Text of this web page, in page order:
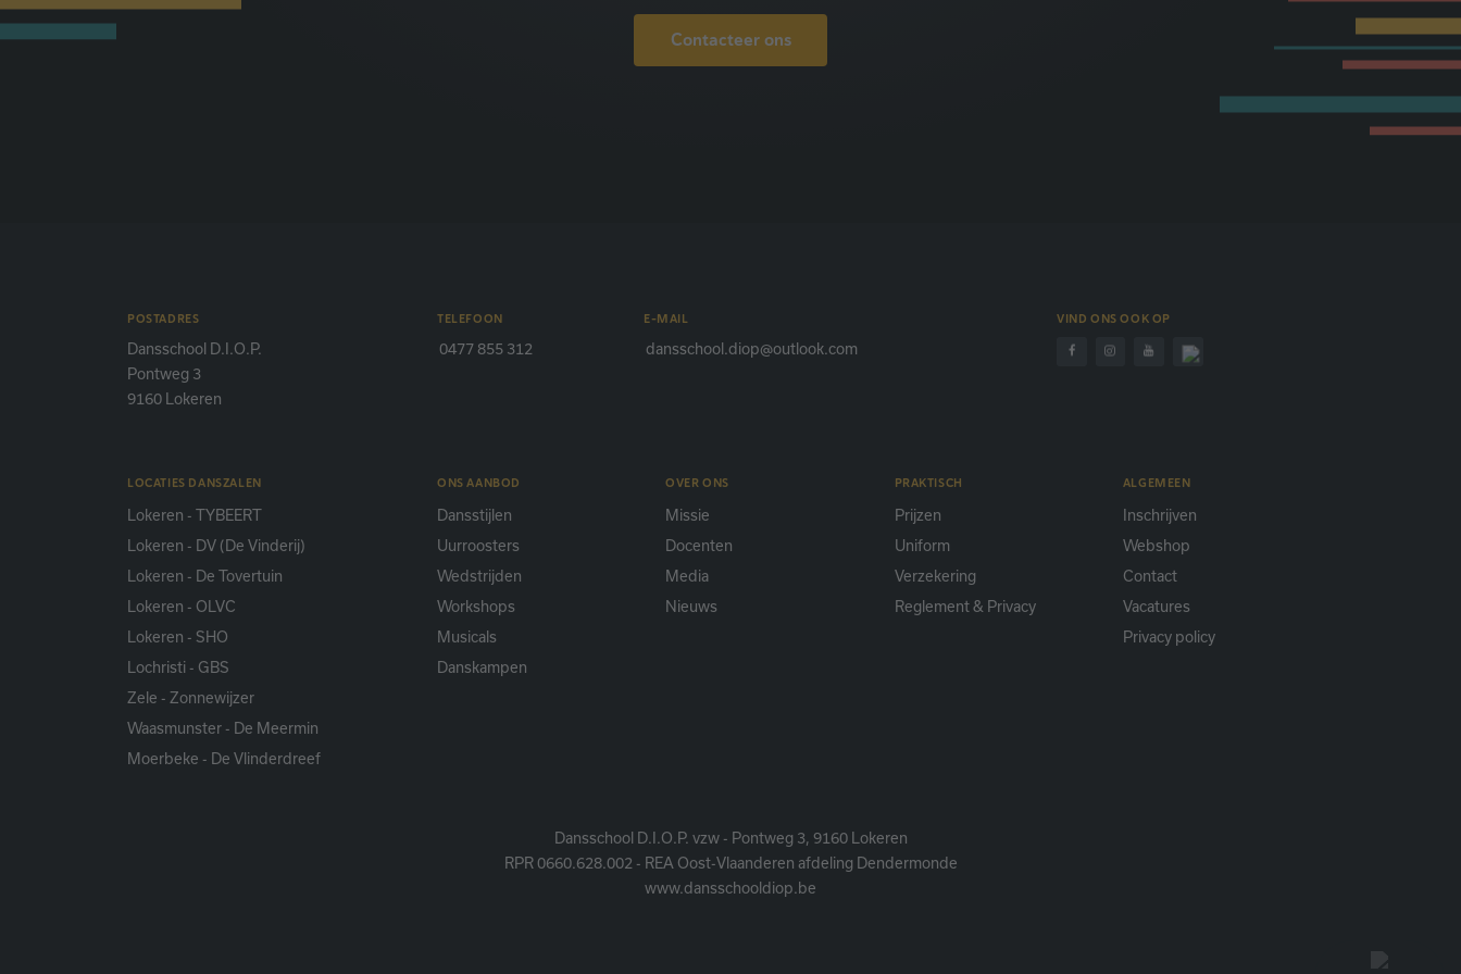
Contacteer ons
POSTADRES
Dansschool D.I.O.P.
Pontweg 3
9160 Lokeren
TELEFOON
0477 855 312
E-MAIL
dansschool.diop@outlook.com
VIND ONS OOK OP
LOCATIES DANSZALEN
Lokeren - TYBEERT
Lokeren - DV (De Vinderij)
Lokeren - De Tovertuin
Lokeren - OLVC
Lokeren - SHO
Lochristi - GBS
Zele - Zonnewijzer
Waasmunster - De Meermin
Moerbeke - De Vlinderdreef
ONS AANBOD
Dansstijlen
Uurroosters
Wedstrijden
Workshops
Musicals
Danskampen
OVER ONS
Missie
Docenten
Media
Nieuws
PRAKTISCH
Prijzen
Uniform
Verzekering
Reglement & Privacy
ALGEMEEN
Inschrijven
Webshop
Contact
Vacatures
Privacy policy
Dansschool D.I.O.P. vzw - Pontweg 3, 9160 Lokeren
RPR 0660.628.002 - REA Oost-Vlaanderen afdeling Dendermonde
www.dansschooldiop.be